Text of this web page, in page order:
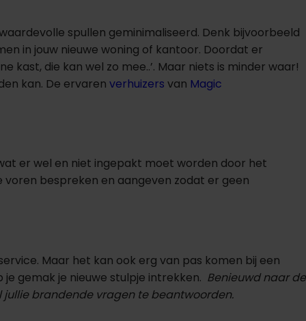
spullen geminimaliseerd. Denk bijvoorbeeld
in jouw nieuwe woning of kantoor. Doordat er
die kan wel zo mee..’. Maar niets is minder waar!
kan. De ervaren verhuizers van Magic
er wel en niet ingepakt moet worden door het
voren bespreken en aangeven zodat er geen
Maar het kan ook erg van pas komen bij een
gemak je nieuwe stulpje intrekken. Benieuwd naar de
brandende vragen te beantwoorden.